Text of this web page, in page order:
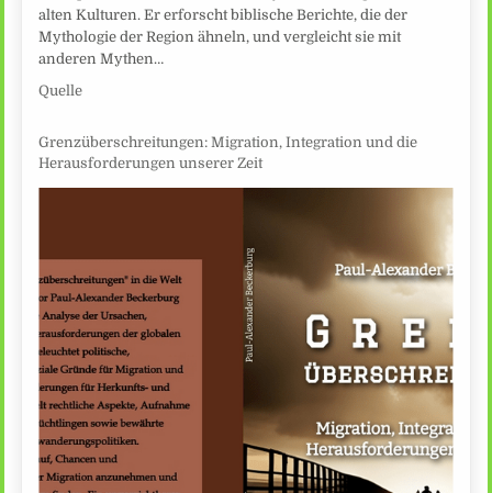
alten Kulturen. Er erforscht biblische Berichte, die der
Mythologie der Region ähneln, und vergleicht sie mit
anderen Mythen…
Quelle
Grenzüberschreitungen: Migration, Integration und die
Herausforderungen unserer Zeit